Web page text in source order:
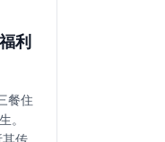
利
餐住
。
传